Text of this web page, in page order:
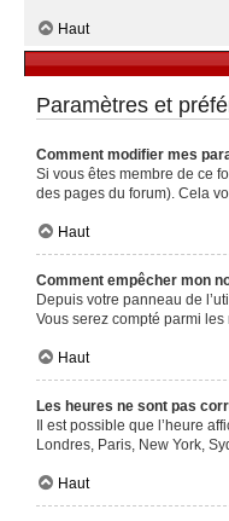
Haut
Paramètres et
Comment modifier mes
Si vous êtes membre de ce
des pages du forum). Cela
Haut
Comment empêcher mon
Depuis votre panneau de
Vous serez compté parmi
Haut
Les heures ne sont pas
Il est possible que l’heure
Londres, Paris, New York,
Haut